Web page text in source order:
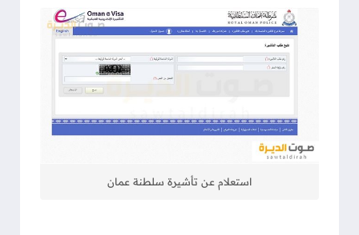
استعلام عن تأشيرة سلطنة عمان